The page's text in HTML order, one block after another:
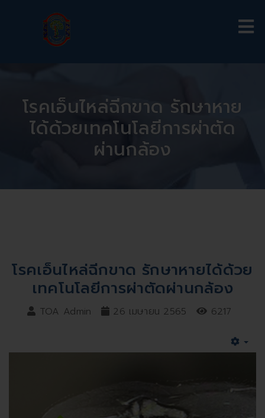
โรคเอ็นไหล่ฉีกขาด รักษาหาย
ได้ด้วยเทคโนโลยีการผ่าตัด
ผ่านกล้อง
โรคเอ็นไหล่ฉีกขาด รักษาหายได้ด้วย
เทคโนโลยีการผ่าตัดผ่านกล้อง
TOA Admin 26 เมษายน 2565 6217